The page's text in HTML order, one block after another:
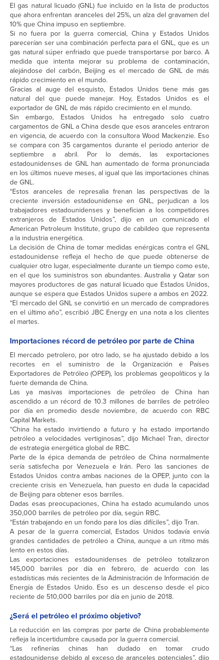
El gas natural licuado (GNL) fue incluido en la lista de productos
que ahora enfrentan aranceles del 25%, un alza del gravamen del
10% que China impuso en septiembre.
Si no fuera por la guerra comercial, China y Estados Unidos
parecerían ser una combinación perfecta para el GNL, que es un
gas natural súper enfriado que puede transportarse por barco. A
medida que intenta mejorar su problema de contaminación,
alejándose del carbón, Beijing es el mercado de GNL de más
rápido crecimiento en el mundo.
Gracias al auge del esquisto, Estados Unidos tiene más gas
natural del que puede manejar. Hoy, Estados Unidos es el
exportador de GNL de más rápido crecimiento en el mundo.
Sin embargo, Estados Unidos ha entregado solo cuatro
cargamentos de GNL a China desde que esos aranceles entraron
en vigencia, de acuerdo con la consultora Wood Mackenzie. Eso
se compara con 35 cargamentos durante el periodo anterior de
septiembre a abril. Por lo demás, las exportaciones
estadounidenses de GNL han aumentado de forma pronunciada
en los últimos nueve meses, al igual que las importaciones chinas
de GNL.
“Estos aranceles de represalia frenan las perspectivas de la
creciente inversión estadounidense en GNL, perjudican a los
trabajadores estadounidenses y benefician a los competidores
extranjeros de Estados Unidos”, dijo en un comunicado el
American Petroleum Institute, grupo de cabildeo que representa
a la industria energética.
La decisión de China de tomar medidas enérgicas contra el GNL
estadounidense refleja el hecho de que puede obtenerse de
cualquier otro lugar, especialmente durante un tiempo como este,
en el que los suministros son abundantes. Australia y Qatar son
mayores productores de gas natural licuado que Estados Unidos,
aunque se espera que Estados Unidos supere a ambos en 2022.
“El mercado del GNL se convirtió en un mercado de compradores
en el último año”, escribió JBC Energy en una nota a los clientes
el martes.
Importaciones récord de petróleo por parte de China
El mercado petrolero, por otro lado, se ha ajustado debido a los
recortes en el suministro de la Organización e Países
Exportadores de Petróleo (OPEP), los problemas geopolíticos y la
fuerte demanda de China.
Las ya masivas importaciones de petróleo de China han
ascendido a un récord de 10.3 millones de barriles de petróleo
por día en promedio desde noviembre, de acuerdo con RBC
Capital Markets.
“China ha estado invirtiendo a futuro y ha estado importando
petróleo a velocidades vertiginosas”, dijo Michael Tran, director
de estrategia energética global de RBC.
Parte de la épica demanda de petróleo de China normalmente
sería satisfecha por Venezuela e Irán. Pero las sanciones de
Estados Unidos contra ambas naciones de la OPEP, junto con la
creciente crisis en Venezuela, han puesto en duda la capacidad
de Beijing para obtener esos barriles.
Dadas esas preocupaciones, China ha estado acumulando unos
350,000 barriles de petróleo por día, según RBC.
“Están trabajando en un fondo para los días difíciles”, dijo Tran.
A pesar de la guerra comercial, Estados Unidos todavía envía
grandes cantidades de petróleo a China, aunque a un ritmo más
lento en estos días.
Las exportaciones estadounidenses de petróleo totalizaron
145,000 barriles por día en febrero, de acuerdo con las
estadísticas más recientes de la Administración de Información de
Energía de Estados Unido. Eso es un descenso desde el pico
reciente de 510,000 barriles por día en junio de 2018.
¿Será el petróleo el próximo objetivo?
La reducción en las compras por parte de China probablemente
refleja la incertidumbre causada por la guerra comercial.
“Las refinerías chinas han dudado en tomar crudo